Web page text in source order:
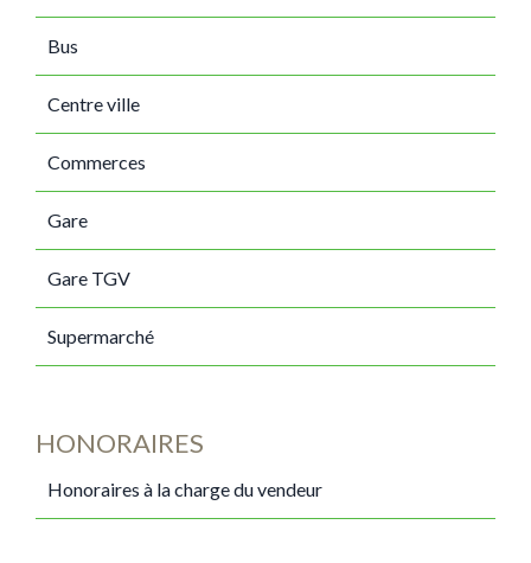
Bus
Centre ville
Commerces
Gare
Gare TGV
Supermarché
HONORAIRES
Honoraires à la charge du vendeur